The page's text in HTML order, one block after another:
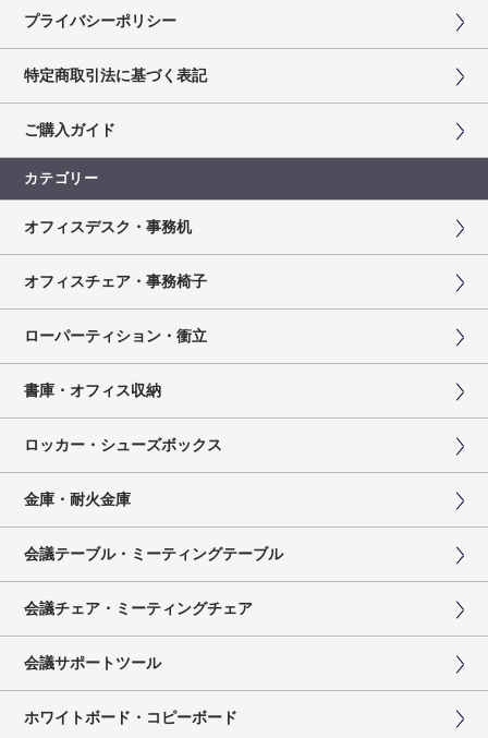
プライバシーポリシー
特定商取引法に基づく表記
ご購入ガイド
カテゴリー
オフィスデスク・事務机
オフィスチェア・事務椅子
ローパーティション・衝立
書庫・オフィス収納
ロッカー・シューズボックス
金庫・耐火金庫
会議テーブル・ミーティングテーブル
会議チェア・ミーティングチェア
会議サポートツール
ホワイトボード・コピーボード